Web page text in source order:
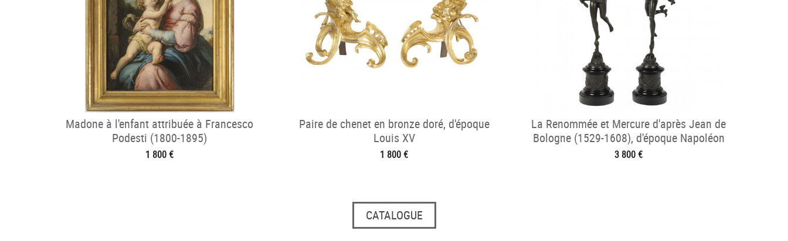
Madone à l'enfant attribuée à Francesco
Podesti (1800-1895)
1 800 €
Paire de chenet en bronze doré, d'époque
Louis XV
1 800 €
La Renommée et Mercure d'après Jean de
Bologne (1529-1608), d'époque Napoléon
III
3 800 €
CATALOGUE